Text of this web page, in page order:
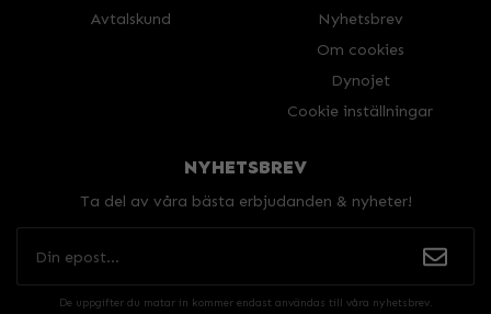
Avtalskund
Nyhetsbrev
Om cookies
Dynojet
Cookie inställningar
NYHETSBREV
Ta del av våra bästa erbjudanden & nyheter!
De uppgifter du matar in kommer endast användas till våra nyhetsbrev.